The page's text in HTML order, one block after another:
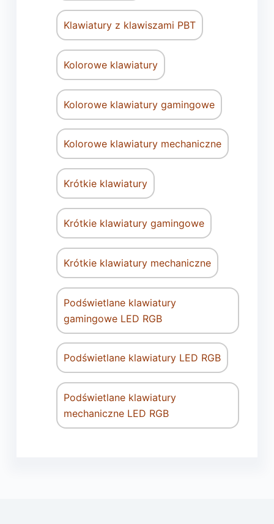
Klawiatury z klawiszami PBT
Kolorowe klawiatury
Kolorowe klawiatury gamingowe
Kolorowe klawiatury mechaniczne
Krótkie klawiatury
Krótkie klawiatury gamingowe
Krótkie klawiatury mechaniczne
Podświetlane klawiatury
gamingowe LED RGB
Podświetlane klawiatury LED RGB
Podświetlane klawiatury
mechaniczne LED RGB